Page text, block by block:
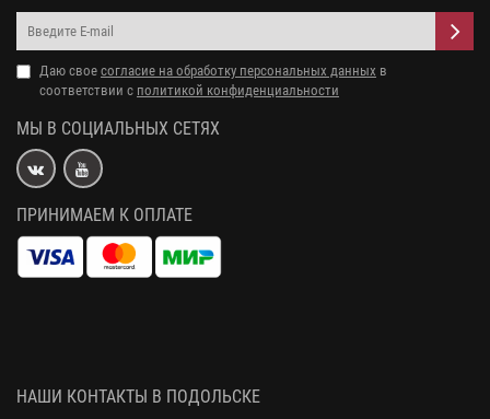
Даю свое согласие на обработку персональных данных в
соответствии с политикой конфиденциальности
МЫ В СОЦИАЛЬНЫХ СЕТЯХ
ПРИНИМАЕМ К ОПЛАТЕ
НАШИ КОНТАКТЫ В ПОДОЛЬСКЕ